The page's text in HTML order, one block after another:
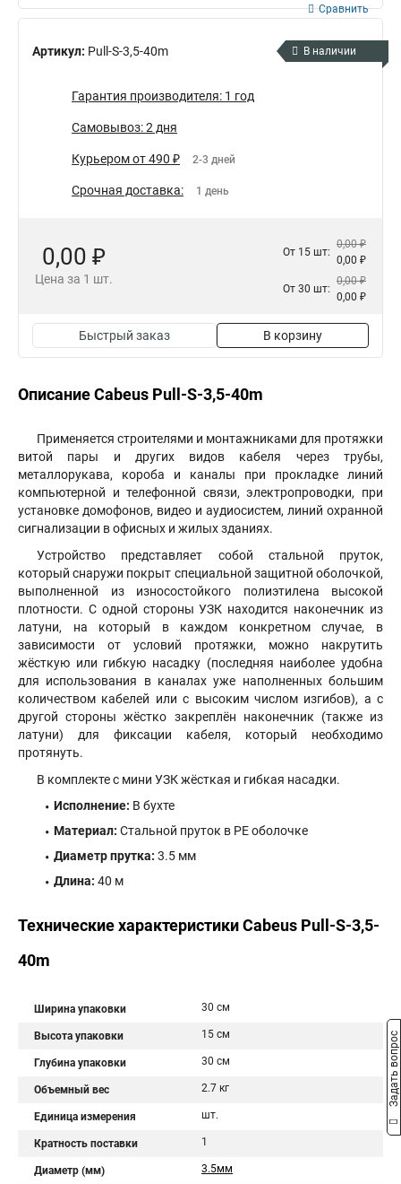
Артикул: Pull-S-3,5-40m
Сравнить
В наличии
Гарантия производителя: 1 год
Самовывоз: 2 дня
Курьером от 490 ₽ 2-3 дней
Срочная доставка: 1 день
0,00 ₽
Цена за 1 шт.
От 15 шт:
0,00 ₽
0,00 ₽
От 30 шт:
0,00 ₽
0,00 ₽
Быстрый заказ В корзину
Описание Cabeus Pull-S-3,5-40m
Применяется строителями и монтажниками для протяжки
витой пары и других видов кабеля через трубы,
металлорукава, короба и каналы при прокладке линий
компьютерной и телефонной связи, электропроводки, при
установке домофонов, видео и аудиосистем, линий охранной
сигнализации в офисных и жилых зданиях.
Устройство представляет собой стальной пруток,
который снаружи покрыт специальной защитной оболочкой,
выполненной из износостойкого полиэтилена высокой
плотности. С одной стороны УЗК находится наконечник из
латуни, на который в каждом конкретном случае, в
зависимости от условий протяжки, можно накрутить
жёсткую или гибкую насадку (последняя наиболее удобна
для использования в каналах уже наполненных большим
количеством кабелей или с высоким числом изгибов), а с
другой стороны жёстко закреплён наконечник (также из
латуни) для фиксации кабеля, который необходимо
протянуть.
В комплекте с мини УЗК жёсткая и гибкая насадки.
Исполнение: В бухте
Материал: Стальной пруток в PE оболочке
Диаметр прутка: 3.5 мм
Длина: 40 м
Технические характеристики Cabeus Pull-S-3,5-
40m
Ширина упаковки 30 см
Высота упаковки 15 см
Глубина упаковки 30 см
Объемный вес 2.7 кг
Единица измерения шт.
Кратность поставки 1
Диаметр (мм) 3.5мм
Задать вопрос